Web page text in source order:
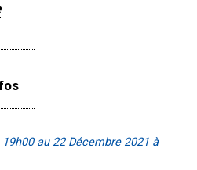
au 22 Décembre 2021 à